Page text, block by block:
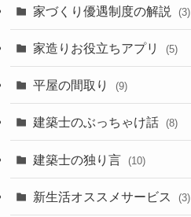
家づくり優遇制度の解説 (3)
家造りお役立ちアプリ (5)
平屋の間取り (9)
建築士のぶっちゃけ話 (8)
建築士の独り言 (10)
新生活オススメサービス (3)